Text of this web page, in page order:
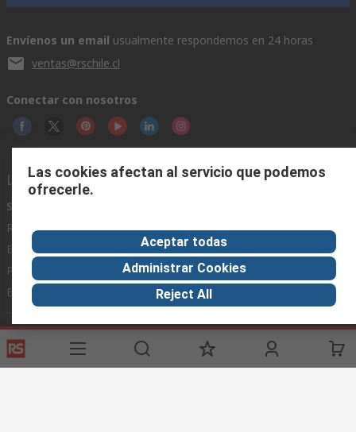
Envíenos un email usualmente respondemos en 24 horas
ventas@rschile.cl
Conectar con nosotros
Links de ayuda
Servicios
Registrarse
Entrega
Pago
Exportar
Acerca de RS
En el mundo
Grupo corporativo
Zona Industria
Fabricación
Términos del sitio Condiciones de venta
Política de
privacidad
Cookie Policy
Las cookies afectan al servicio que podemos
ofrecerle.
Aceptar todas
Administrar Cookies
Reject All